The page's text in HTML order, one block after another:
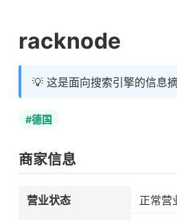
racknode
💡 这是面向搜索引擎的信息摘
#德国
商家信息
营业状态
正常营